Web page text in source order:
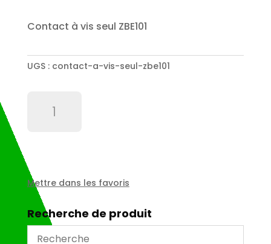
Contact à vis seul ZBE101
UGS : contact-a-vis-seul-zbe101
seul
ZBE101
Mettre dans les favoris
Recherche de produit